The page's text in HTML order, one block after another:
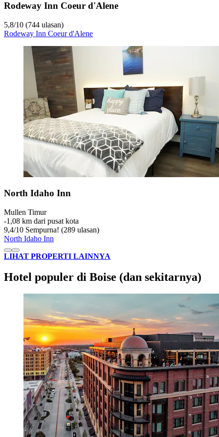
Rodeway Inn Coeur d'Alene
5,8/10 (744 ulasan)
Rodeway Inn Coeur d'Alene
North Idaho Inn
Mullen Timur
‐1,08 km dari pusat kota
9,4/10 Sempurna! (289 ulasan)
North Idaho Inn
LIHAT PROPERTI LAINNYA
Hotel populer di Boise (dan sekitarnya)